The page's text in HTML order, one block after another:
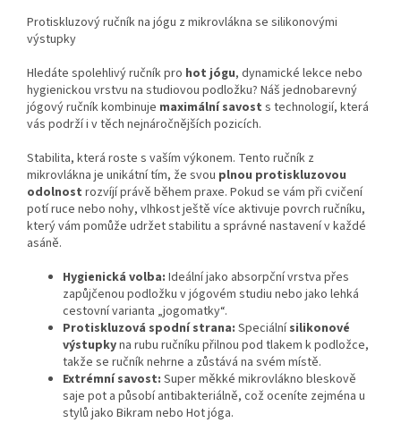
Protiskluzový ručník na jógu z mikrovlákna se silikonovými
výstupky
Hledáte spolehlivý ručník pro hot jógu, dynamické lekce nebo
hygienickou vrstvu na studiovou podložku? Náš jednobarevný
jógový ručník kombinuje maximální savost s technologií, která
vás podrží i v těch nejnáročnějších pozicích.
Stabilita, která roste s vaším výkonem. Tento ručník z
mikrovlákna je unikátní tím, že svou plnou protiskluzovou
odolnost rozvíjí právě během praxe. Pokud se vám při cvičení
potí ruce nebo nohy, vlhkost ještě více aktivuje povrch ručníku,
který vám pomůže udržet stabilitu a správné nastavení v každé
asáně.
Hygienická volba: Ideální jako absorpční vrstva přes
zapůjčenou podložku v jógovém studiu nebo jako lehká
cestovní varianta „jogomatky“.
Protiskluzová spodní strana: Speciálnísilikonové
výstupkyna rubu ručníku přilnou pod tlakem k podložce,
takže se ručník nehrne a zůstává na svém místě.
Extrémní savost: Super měkké mikrovlákno bleskově
saje pot a působí antibakteriálně, což oceníte zejména u
stylů jako Bikram nebo Hot jóga.